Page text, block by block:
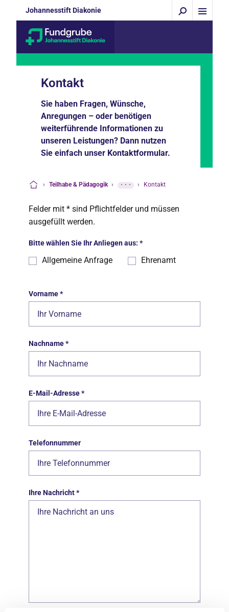
Johannesstift Diakonie
Kontakt
Sie haben Fragen, Wünsche,
Anregungen – oder benötigen
weiterführende Informationen zu
unseren Leistungen? Dann nutzen
Sie einfach unser Kontaktformular.
› Teilhabe & Pädagogik › ··· › Kontakt
Felder mit * sind Pflichtfelder und müssen
ausgefüllt werden.
Bitte wählen Sie Ihr Anliegen aus: *
Allgemeine Anfrage Ehrenamt
Vorname*
Nachname*
E-Mail-Adresse*
Telefonnummer
Ihre Nachricht*